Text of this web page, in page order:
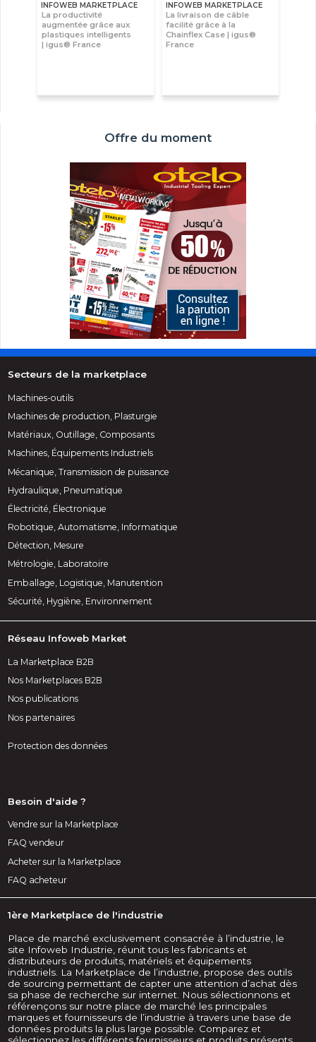
INFOWEB MARKETPLACE
La productivité
augmentée grâce aux
plastiques intelligents
| igus® France
INFOWEB MARKETPLACE
La livraison de câble
facilité grâce à la
Chainflex Case | igus®
France
Offre du moment
Secteurs de la marketplace
Machines-outils
Machines de production, Plasturgie
Matériaux, Outillage, Composants
Machines, Équipements Industriels
Mécanique, Transmission de puissance
Hydraulique, Pneumatique
Électricité, Électronique
Robotique, Automatisme, Informatique
Détection, Mesure
Métrologie, Laboratoire
Emballage, Logistique, Manutention
Sécurité, Hygiène, Environnement
Réseau Infoweb Market
La Marketplace B2B
Nos Marketplaces B2B
Nos publications
Nos partenaires
Protection des données
Besoin d'aide ?
Vendre sur la Marketplace
FAQ vendeur
Acheter sur la Marketplace
FAQ acheteur
1ère Marketplace de l'industrie
Place de marché exclusivement consacrée à l’industrie, le
site Infoweb Industrie, réunit tous les fabricants et
distributeurs de produits, matériels et équipements
industriels. La Marketplace de l’industrie, propose des outils
de sourcing permettant de capter une attention d’achat dès
sa phase de recherche sur internet. Nous sélectionnons et
référençons sur notre place de marché les principales
marques et fournisseurs de l’industrie à travers une base de
données produits la plus large possible. Comparez et